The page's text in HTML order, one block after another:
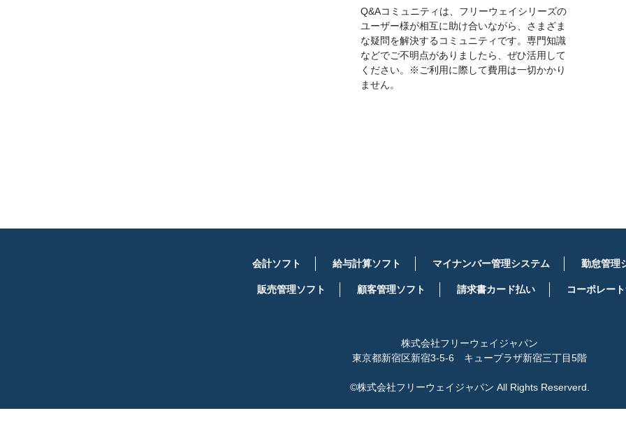
Q&Aコミュニティは、フリーウェイシリーズの
ユーザー様が相互に助け合いながら、さまざま
な疑問を解決するコミュニティです。専門知識
などでご不明点がありましたら、ぜひ活用して
ください。※ご利用に際して費用は一切かかり
ません。
会計ソフト 給与計算ソフト マイナンバー管理システム 勤怠管理
販売管理ソフト 顧客管理ソフト 請求書カード払い コーポレー
株式会社フリーウェイジャパン
東京都新宿区新宿3-5-6 キュープラザ新宿三丁目5階
©株式会社フリーウェイジャパン All Rights Reserverd.